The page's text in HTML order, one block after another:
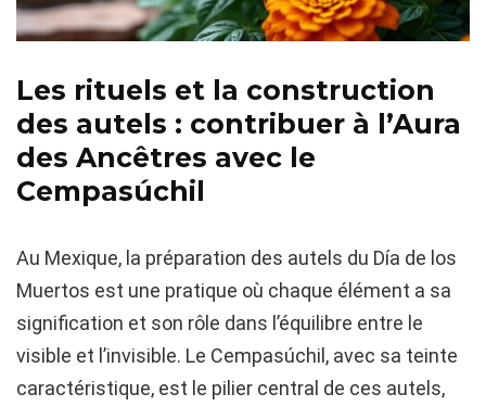
Les rituels et la construction
des autels : contribuer à l’Aura
des Ancêtres avec le
Cempasúchil
Au Mexique, la préparation des autels du Día de los
Muertos est une pratique où chaque élément a sa
signification et son rôle dans l’équilibre entre le
visible et l’invisible. Le Cempasúchil, avec sa teinte
caractéristique, est le pilier central de ces autels,